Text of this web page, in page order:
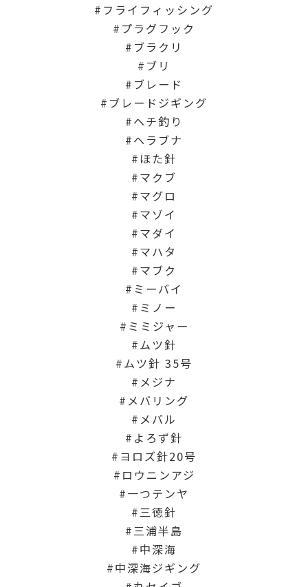
フライフィッシング
プラグフック
ブラクリ
ブリ
ブレード
ブレードジギング
ヘチ釣り
ヘラブナ
ほた針
マクブ
マグロ
マゾイ
マダイ
マハタ
マブク
ミーバイ
ミノー
ミミジャー
ムツ針
ムツ針 35号
メジナ
メバリング
メバル
よろず針
ヨロズ針20号
ロウニンアジ
一つテンヤ
三徳針
三浦半島
中深海
中深海ジギング